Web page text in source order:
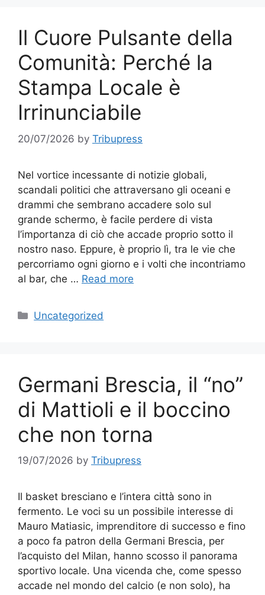
Il Cuore Pulsante della
Comunità: Perché la
Stampa Locale è
Irrinunciabile
20/07/2026 by Tribupress
Nel vortice incessante di notizie globali,
scandali politici che attraversano gli oceani e
drammi che sembrano accadere solo sul
grande schermo, è facile perdere di vista
l’importanza di ciò che accade proprio sotto il
nostro naso. Eppure, è proprio lì, tra le vie che
percorriamo ogni giorno e i volti che incontriamo
al bar, che … Read more
Categories
Uncategorized
Germani Brescia, il “no”
di Mattioli e il boccino
che non torna
19/07/2026 by Tribupress
Il basket bresciano e l’intera città sono in
fermento. Le voci su un possibile interesse di
Mauro Matiasic, imprenditore di successo e fino
a poco fa patron della Germani Brescia, per
l’acquisto del Milan, hanno scosso il panorama
sportivo locale. Una vicenda che, come spesso
accade nel mondo del calcio (e non solo), ha